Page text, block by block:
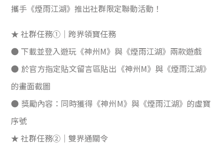
攜手《煙雨江湖》推出社群限定聯動活動！
★ 社群任務①｜跨界領寶任務
● 下載並登入遊玩《神州M》與《煙雨江湖》兩款遊戲
● 於官方指定貼文留言區貼出《神州M》與《煙雨江湖》
的畫面截圖
● 獎勵內容：同時獲得《神州M》與《煙雨江湖》的虛寶
序號
★ 社群任務②｜雙界通關令